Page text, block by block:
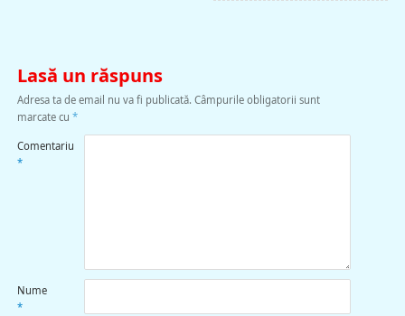
Lasă un răspuns
Adresa ta de email nu va fi publicată. Câmpurile obligatorii sunt
marcate cu *
Comentariu
*
Nume
*